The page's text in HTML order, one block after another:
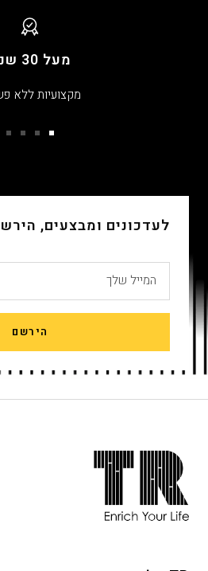
מעל 30 שנה
שקופיתשקופית
לעדכונים ומבצעים,
המייל שלך
הירשם
תחתית